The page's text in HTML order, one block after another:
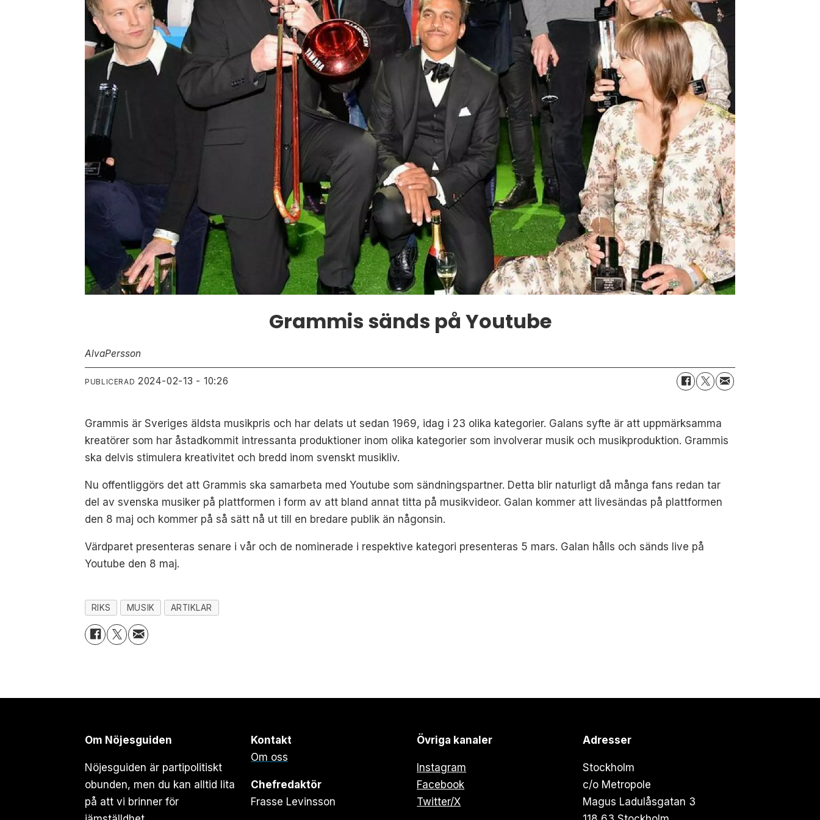
Grammis sänds på Youtube
AlvaPersson
PUBLICERAD 2024-02-13 - 10:26
Grammis är Sveriges äldsta musikpris och har delats ut sedan 1969, idag i 23 olika kategorier. Galans syfte är att uppmärksamma
kreatörer som har åstadkommit intressanta produktioner inom olika kategorier som involverar musik och musikproduktion. Grammis
ska delvis stimulera kreativitet och bredd inom svenskt musikliv.
Nu offentliggörs det att Grammis ska samarbeta med Youtube som sändningspartner. Detta blir naturligt då många fans redan tar
del av svenska musiker på plattformen i form av att bland annat titta på musikvideor. Galan kommer att livesändas på plattformen
den 8 maj och kommer på så sätt nå ut till en bredare publik än någonsin.
Värdparet presenteras senare i vår och de nominerade i respektive kategori presenteras 5 mars. Galan hålls och sänds live på
Youtube den 8 maj.
RIKS MUSIK ARTIKLAR
Om Nöjesguiden
Nöjesguiden är partipolitiskt
obunden, men du kan alltid lita
på att vi brinner för
Kontakt
Om oss
Chefredaktör
Frasse Levinsson
Övriga kanaler
Instagram
Facebook
Twitter/X
Adresser
Stockholm
c/o Metropole
Magus Ladulåsgatan 3